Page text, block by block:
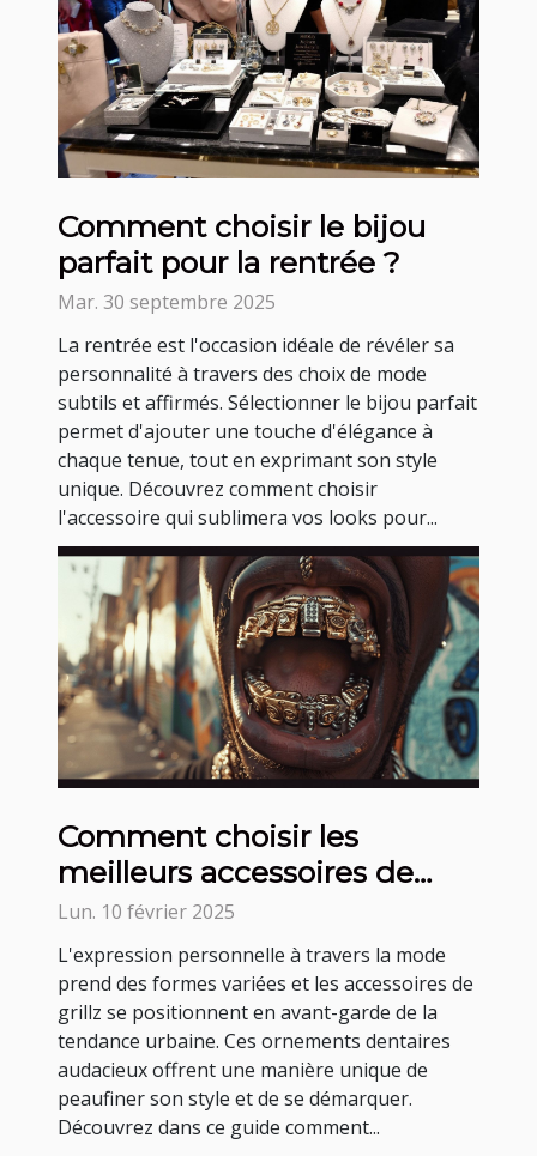
Comment choisir le bijou
parfait pour la rentrée ?
Mar. 30 septembre 2025
La rentrée est l'occasion idéale de révéler sa
personnalité à travers des choix de mode
subtils et affirmés. Sélectionner le bijou parfait
permet d'ajouter une touche d'élégance à
chaque tenue, tout en exprimant son style
unique. Découvrez comment choisir
l'accessoire qui sublimera vos looks pour...
Comment choisir les
meilleurs accessoires de
grillz pour votre style
Lun. 10 février 2025
L'expression personnelle à travers la mode
prend des formes variées et les accessoires de
grillz se positionnent en avant-garde de la
tendance urbaine. Ces ornements dentaires
audacieux offrent une manière unique de
peaufiner son style et de se démarquer.
Découvrez dans ce guide comment...